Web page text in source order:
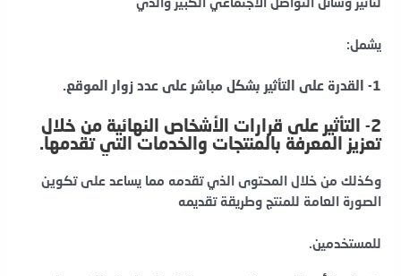
لتأثير وسائل التواصل الاجتماعي الكبير والذي
يشمل:
1- القدرة على التأثير بشكل مباشر على عدد زوار الموقع.
2- التأثير على قرارات الأشخاص النهائية من خلال
تعزيز المعرفة بالمنتجات والخدمات التي تقدمها.
وكذلك من خلال المحتوى الذي تقدمه مما يساعد على تكوين
الصورة العامة للمنتج وطريقة تقديمه
للمستخدمين.